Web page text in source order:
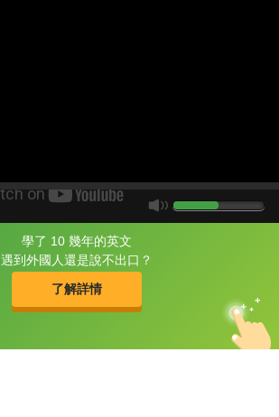
學了 10 幾年的英文
遇到外國人還是說不出口？
了解詳情
片尾有
攻其不背
的品牌故事